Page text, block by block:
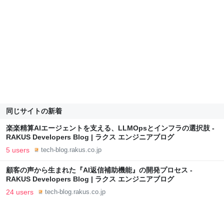
同じサイトの新着
楽楽精算AIエージェントを支える、LLMOpsとインフラの選択肢 -
RAKUS Developers Blog | ラクス エンジニアブログ
5 users tech-blog.rakus.co.jp
顧客の声から生まれた『AI返信補助機能』の開発プロセス -
RAKUS Developers Blog | ラクス エンジニアブログ
24 users tech-blog.rakus.co.jp